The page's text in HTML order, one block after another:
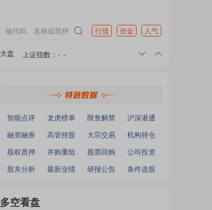
行情 资金 人气
大盘 上证指数 ： - -
：- -
智能点评 龙虎榜单 限售解禁
沪深港通
融资融券
高管持股 大宗交易
机构持仓
股权质押
并购重组 股票回购
公司投资
股东分析
最新业绩 研报公告 条件选股
多空看盘